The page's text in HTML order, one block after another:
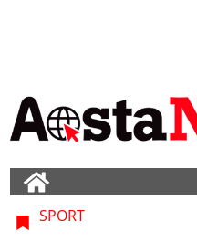
SPORT